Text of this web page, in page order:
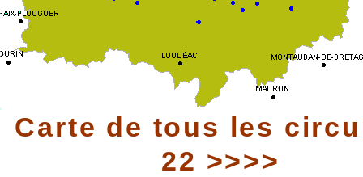
Carte de tous les
22 >>>>